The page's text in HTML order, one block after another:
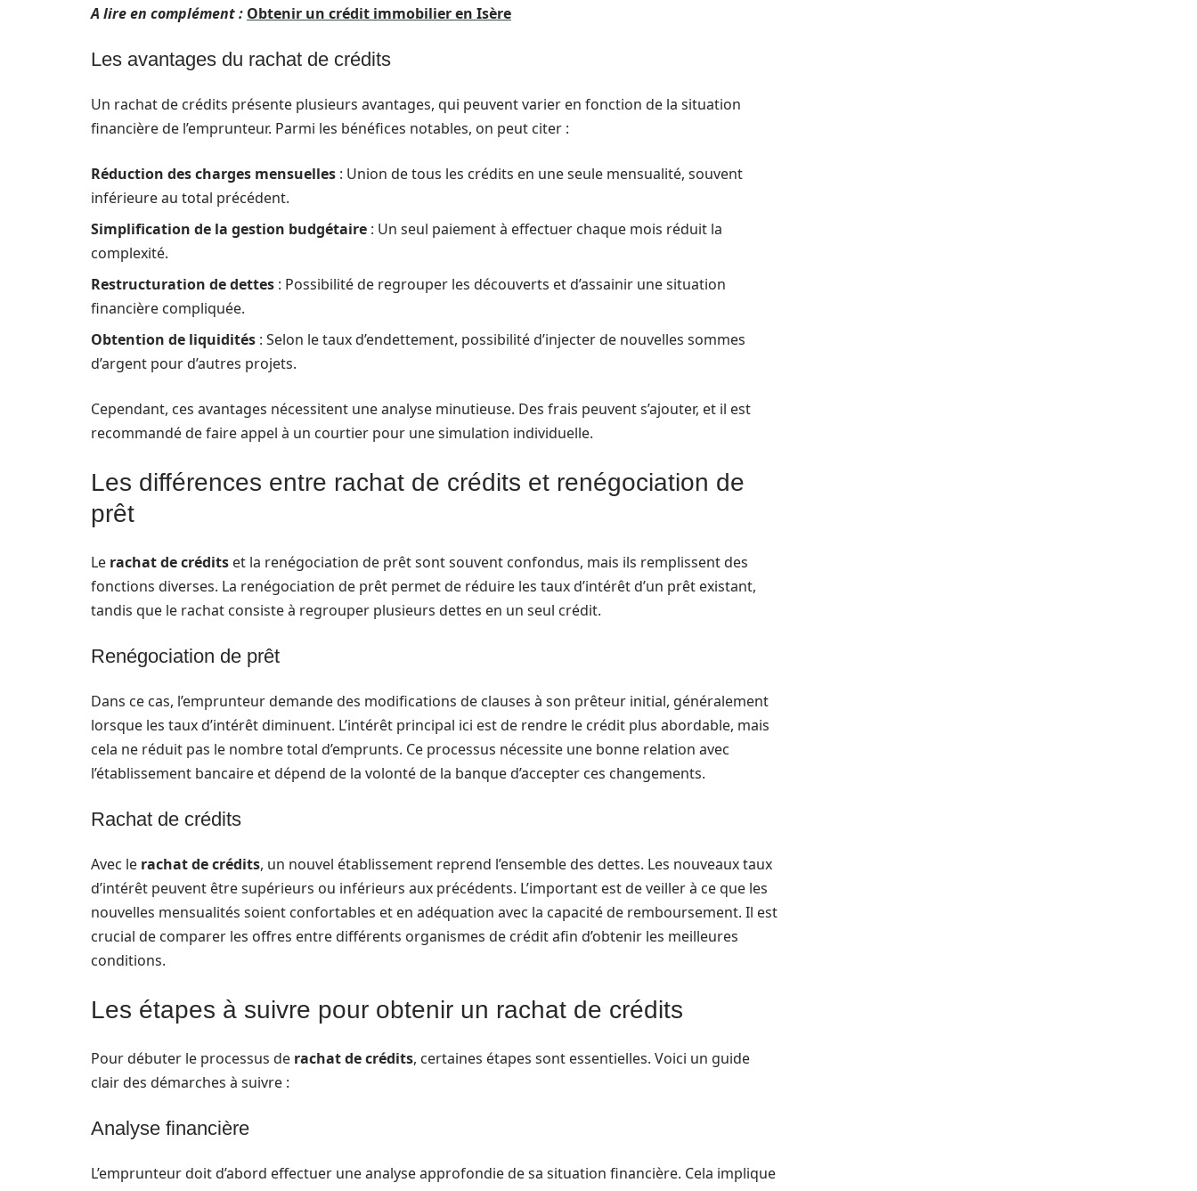
A lire en complément : Obtenir un crédit immobilier en Isère
Les avantages du rachat de crédits
Un rachat de crédits présente plusieurs avantages, qui peuvent varier en fonction de la situation
financière de l’emprunteur. Parmi les bénéfices notables, on peut citer :
Réduction des charges mensuelles : Union de tous les crédits en une seule mensualité, souvent
inférieure au total précédent.
Simplification de la gestion budgétaire : Un seul paiement à effectuer chaque mois réduit la
complexité.
Restructuration de dettes : Possibilité de regrouper les découverts et d’assainir une situation
financière compliquée.
Obtention de liquidités : Selon le taux d’endettement, possibilité d’injecter de nouvelles sommes
d’argent pour d’autres projets.
Cependant, ces avantages nécessitent une analyse minutieuse. Des frais peuvent s’ajouter, et il est
recommandé de faire appel à un courtier pour une simulation individuelle.
Les différences entre rachat de crédits et renégociation de
prêt
Le rachat de crédits et la renégociation de prêt sont souvent confondus, mais ils remplissent des
fonctions diverses. La renégociation de prêt permet de réduire les taux d’intérêt d’un prêt existant,
tandis que le rachat consiste à regrouper plusieurs dettes en un seul crédit.
Renégociation de prêt
Dans ce cas, l’emprunteur demande des modifications de clauses à son prêteur initial, généralement
lorsque les taux d’intérêt diminuent. L’intérêt principal ici est de rendre le crédit plus abordable, mais
cela ne réduit pas le nombre total d’emprunts. Ce processus nécessite une bonne relation avec
l’établissement bancaire et dépend de la volonté de la banque d’accepter ces changements.
Rachat de crédits
Avec le rachat de crédits, un nouvel établissement reprend l’ensemble des dettes. Les nouveaux taux
d’intérêt peuvent être supérieurs ou inférieurs aux précédents. L’important est de veiller à ce que les
nouvelles mensualités soient confortables et en adéquation avec la capacité de remboursement. Il est
crucial de comparer les offres entre différents organismes de crédit afin d’obtenir les meilleures
conditions.
Les étapes à suivre pour obtenir un rachat de crédits
Pour débuter le processus de rachat de crédits, certaines étapes sont essentielles. Voici un guide
clair des démarches à suivre :
Analyse financière
L’emprunteur doit d’abord effectuer une analyse approfondie de sa situation financière. Cela implique